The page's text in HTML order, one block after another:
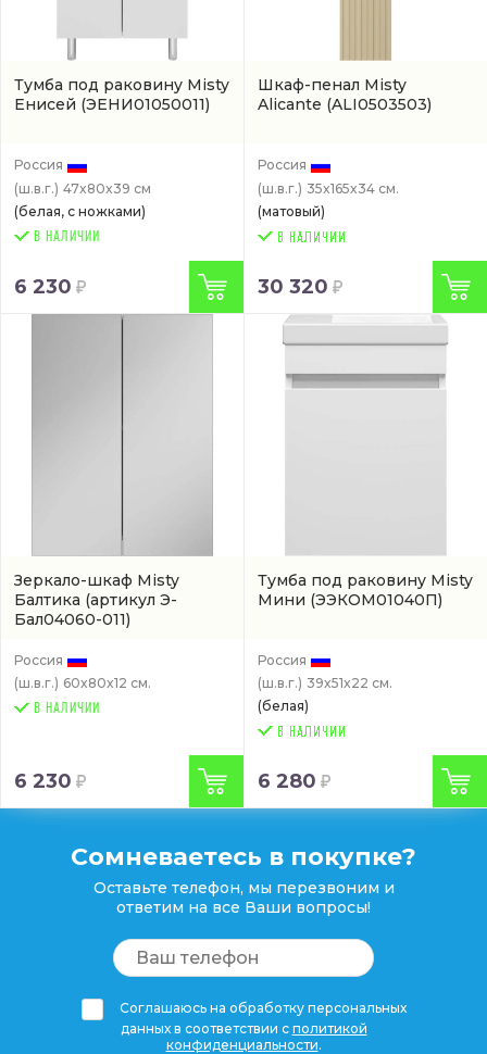
Тумба под раковину Misty
Енисей (ЭЕНИ01050011)
Россия
(ш.в.г.) 47x80x39 см
(белая, с ножками)
В НАЛИЧИИ
6 230
Шкаф-пенал Misty
Alicante (ALI0503503)
Россия
(ш.в.г.) 35x165x34 см.
(матовый)
30 320
Зеркало-шкаф Misty
Балтика (артикул Э-
Бал04060-011)
Россия
(ш.в.г.) 60x80x12 см.
В НАЛИЧИИ
6 230
Тумба под раковину Misty
Мини (ЭЭКОМ01040П)
Россия
(ш.в.г.) 39x51x22 см.
(белая)
6 280
Сомневаетесь в покупке?
Оставьте телефон, мы перезвоним и
ответим на все Ваши вопросы!
Соглашаюсь на обработку персональных
данных в соответствии с политикой
конфиденциальности.